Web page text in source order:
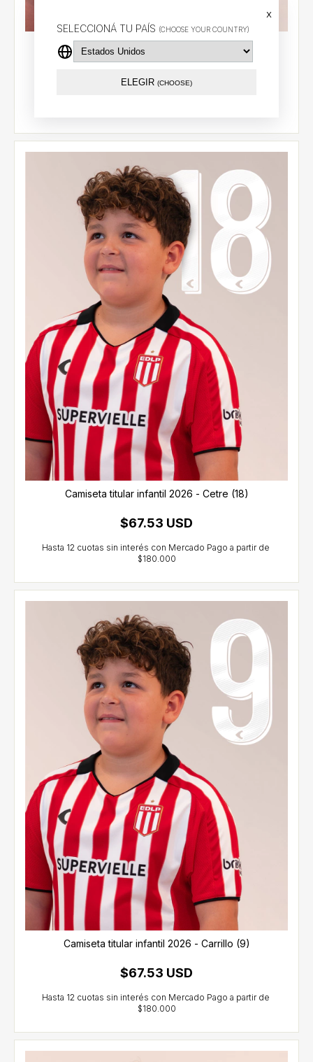
SELECCIONÁ TU PAÍS (CHOOSE YOUR COUNTRY)
x
ELEGIR (CHOOSE)
Camiseta titular infantil 2026 - Carrillo (9) - LPF
Camiseta titular infantil 2026 - Cetre (18)
$67.53 USD
Camiseta titular infantil 2026 - Carrillo (9)
$67.53 USD